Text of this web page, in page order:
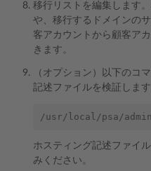
移行リストを編集します
や、移行するドメインの
客アカウントから顧客ア
きます。
（オプション）以下のコ
記述ファイルを検証します
/usr/local/psa/
ホスティング記述ファイ
みください。